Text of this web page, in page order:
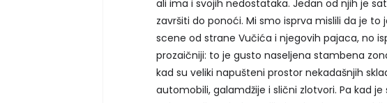
ali ima i svojih nedostataka. Jedan od njih je
završiti do ponoći. Mi smo isprva mislili da je
scene od strane Vučića i njegovih pajaca, no
prozaičniji: to je gusto naseljena stambena
kad su veliki napušteni prostor nekadašnjih
automobili, galamdžije i slični zlotvori. Pa kad